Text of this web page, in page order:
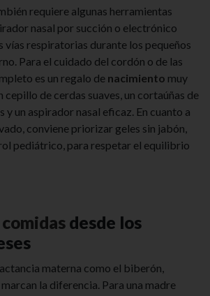
requiere algunas herramientas
nasal por succión o electrónico
vías respiratorias durante los pequeños
Para el cuidado del cordón o de las
es un regalo de nacimiento muy
cepillo de cerdas suaves, un cortaúñas de
y un aspirador nasal eficaz. En cuanto a
conviene priorizar geles sin jabón,
pediátrico, para respetar el equilibrio
comidas desde los
materna como el biberón,
la diferencia. Para una madre